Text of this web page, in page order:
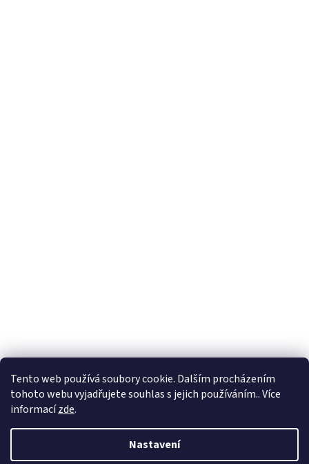
Tento web používá soubory cookie. Dalším procházením
tohoto webu vyjadřujete souhlas s jejich používáním.. Více
informacízde.
Nastavení
Vytvořil Shoptet